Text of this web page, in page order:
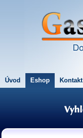
Úvod Eshop Kontakt